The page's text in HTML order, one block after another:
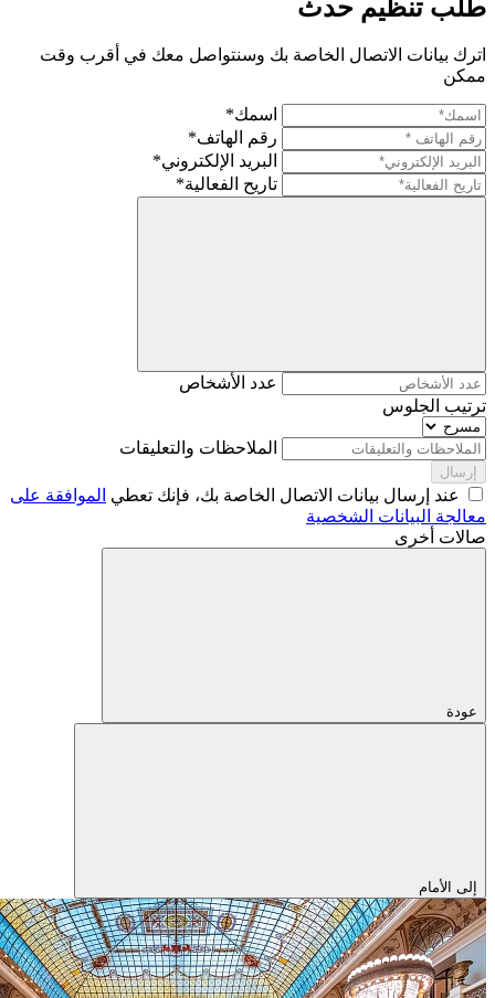
طلب تنظيم حدث
اترك بيانات الاتصال الخاصة بك وسنتواصل معك في أقرب وقت
ممكن
اسمك*
رقم الهاتف*
البريد الإلكتروني*
تاريح الفعالية*
عدد الأشخاص
ترتيب الجلوس
الملاحظات والتعليقات
إرسال
عند إرسال بيانات الاتصال الخاصة بك، فإنك تعطي الموافقة على
معالجة البيانات الشخصية
صالات أخرى
عودة
إلى الأمام